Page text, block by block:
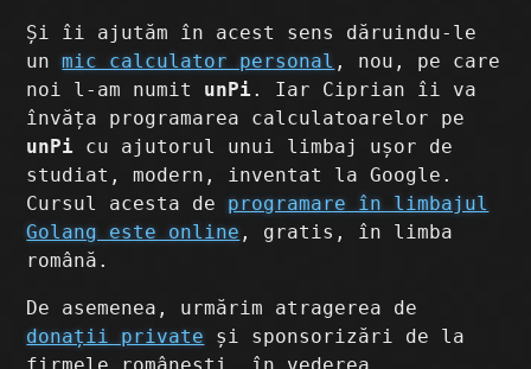
Și îi ajutăm în acest sens dăruindu-le
unmic calculator personal , nou, pe care
noi l-am numit unPi . Iar Ciprian îi va
învăța programarea calculatoarelor pe
unPi cu ajutorul unui limbaj ușor de
studiat, modern, inventat la Google.
Cursul acesta deprogramare în limbajul
Golang este online , gratis, în limba
română.
De asemenea, urmărim atragerea de
donații private și sponsorizări de la